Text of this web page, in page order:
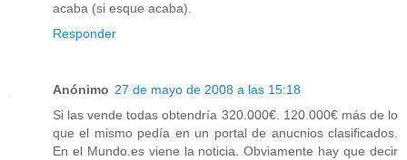
acaba (si esque acaba).
Responder
Anónimo 27 de mayo de 2008 a las 15:18
Si las vende todas obtendría 320.000€. 120.000€ más de lo
que el mismo pedía en un portal de anucnios clasificados.
En el Mundo.es viene la noticia. Obviamente hay que decir